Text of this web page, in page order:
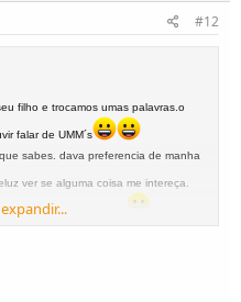
#12
filho e trocamos umas palavras.o
falar de UMM´s
sabes. dava preferencia de manha
ver se alguma coisa me intereça.
perto sai de certeza